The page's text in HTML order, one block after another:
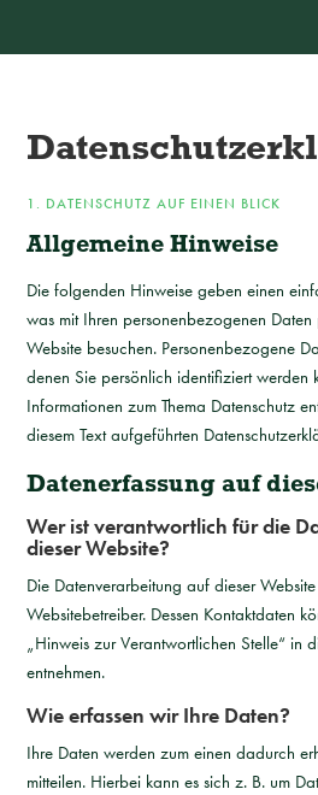
1. DATENSCHUTZ AUF EINEN BLICK
Allgemeine Hinweise
Die folgenden Hinweise geben einen
was mit Ihren personenbezogenen
Website besuchen. Personenbezogene
denen Sie persönlich identifiziert werden
Informationen zum Thema Datenschutz
diesem Text aufgeführten
Datenerfassung auf
Wer ist verantwortlich für die
dieser Website?
Die Datenverarbeitung auf dieser
Websitebetreiber. Dessen Kontaktdaten
„Hinweis zur Verantwortlichen Stelle“ in
entnehmen.
Wie erfassen wir Ihre Daten?
Ihre Daten werden zum einen dadurch
mitteilen. Hierbei kann es sich z. B. um